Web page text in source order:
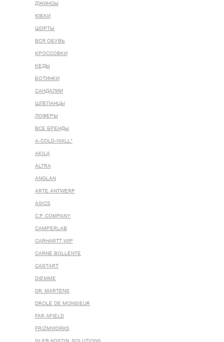
ДЖИНСЫ
ЮБКИ
ШОРТЫ
ВСЯ ОБУВЬ
КРОССОВКИ
КЕДЫ
БОТИНКИ
САНДАЛИИ
ШЛЕПАНЦЫ
ЛОФЕРЫ
ВСЕ БРЕНДЫ
A-COLD-WALL*
AKILA
ALTRA
ANGLAN
ARTE ANTWERP
ASICS
C.P. COMPANY
CAMPERLAB
CARHARTT WIP
CARNE BOLLENTE
CASTART
DIEMME
DR. MARTENS
DROLE DE MONSIEUR
FAR AFIELD
FRIZMWORKS